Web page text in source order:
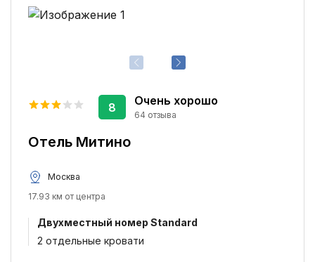
Отель Митино
Очень хорошо
64 отзыва
8
Москва
17.93 км от центра
Двухместный номер Standard
2 отдельные кровати